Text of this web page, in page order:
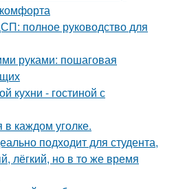
полное руководство для
руками: пошаговая
кухни - гостиной с
в каждом уголке.
подходит для студента,
лёгкий, но в то же время